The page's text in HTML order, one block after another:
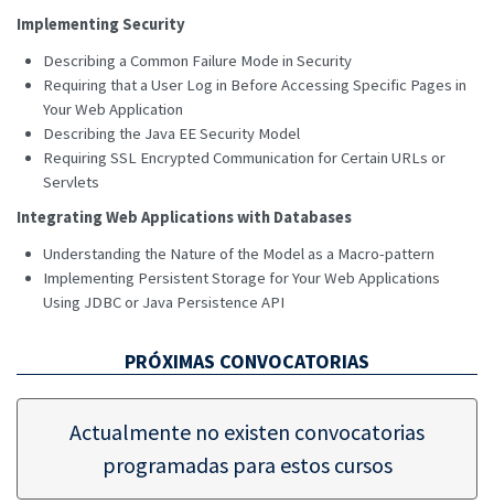
Implementing Security
Describing a Common Failure Mode in Security
Requiring that a User Log in Before Accessing Specific Pages in
Your Web Application
Describing the Java EE Security Model
Requiring SSL Encrypted Communication for Certain URLs or
Servlets
Integrating Web Applications with Databases
Understanding the Nature of the Model as a Macro-pattern
Implementing Persistent Storage for Your Web Applications
Using JDBC or Java Persistence API
PRÓXIMAS CONVOCATORIAS
Actualmente no existen convocatorias
programadas para estos cursos